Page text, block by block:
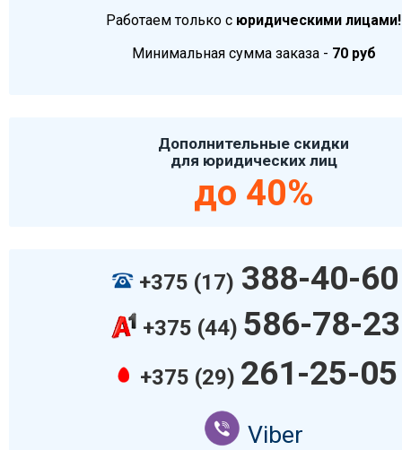
Работаем только с юридическими лицами!
Минимальная сумма заказа - 70 руб
Дополнительные скидки
для юридических лиц
до 40%
+375 (17) 388-40-60
+375 (44) 586-78-23
+375 (29) 261-25-05
Viber